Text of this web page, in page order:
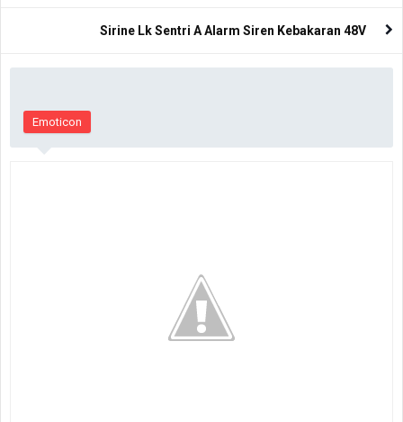
Sirine Lk Sentri A Alarm Siren Kebakaran 48V
Emoticon